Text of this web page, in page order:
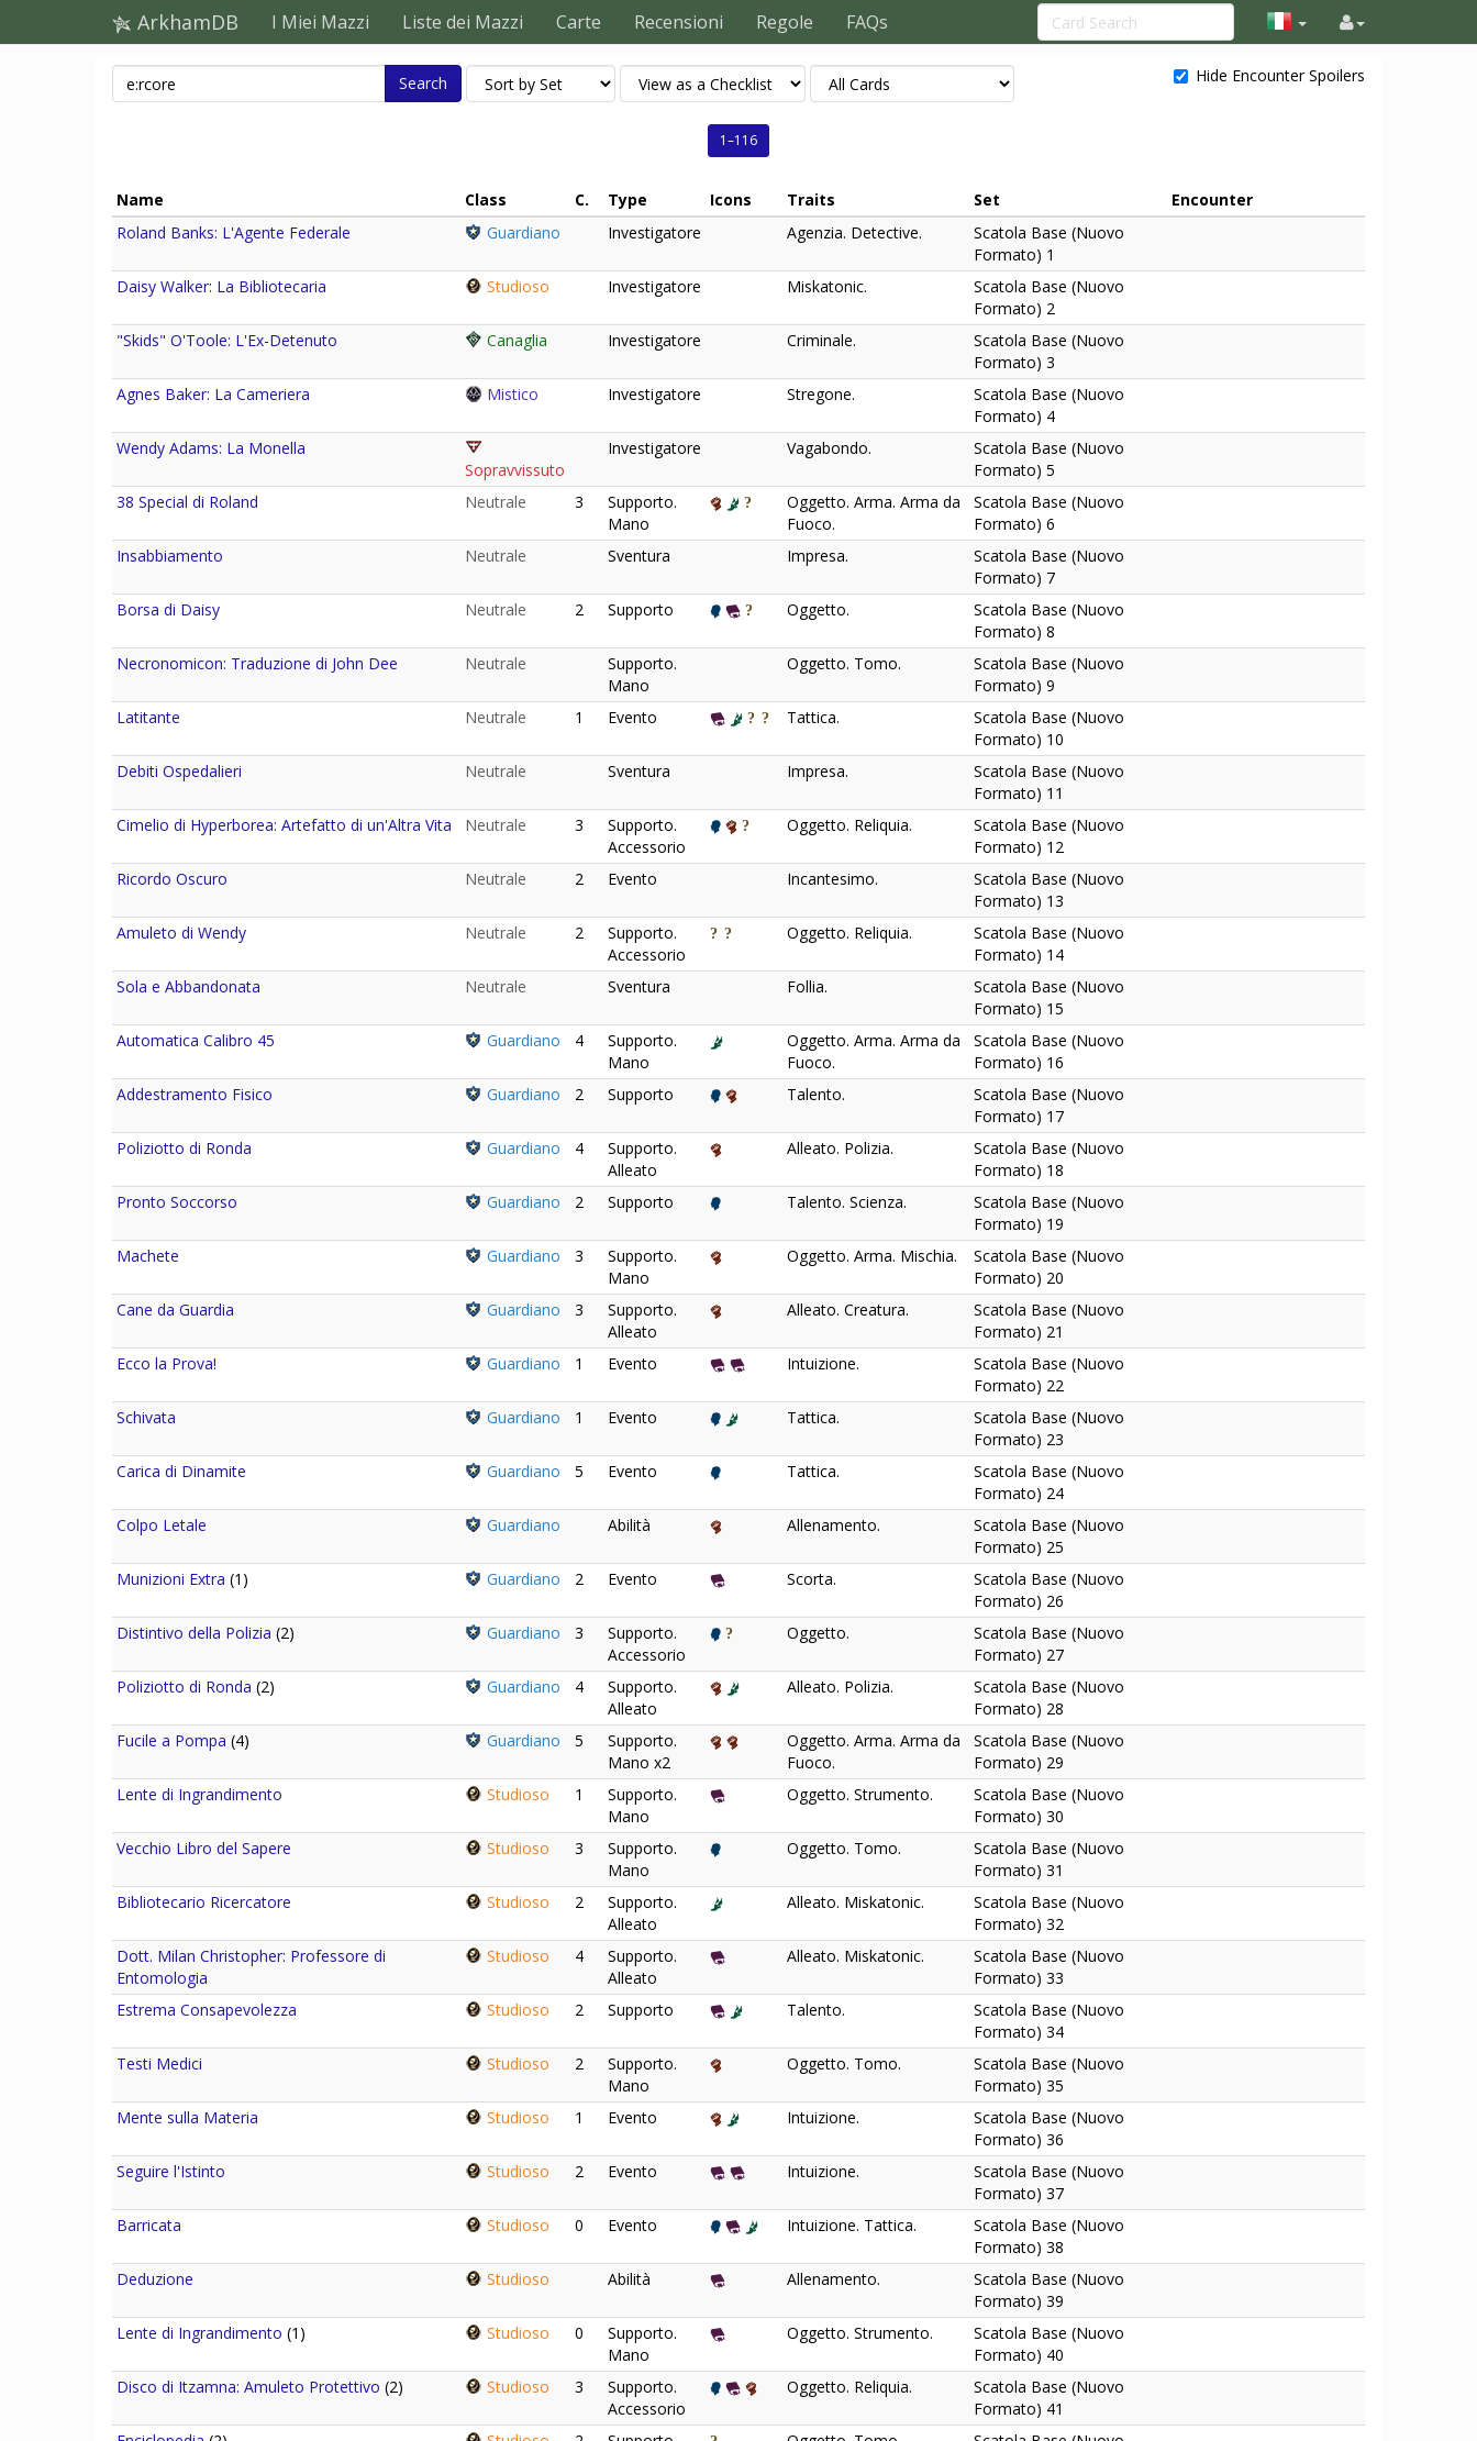
ArkhamDB I Miei Mazzi Liste dei Mazzi Carte Recensioni Regole FAQs
Search Hide Encounter Spoilers
1–116
Name Class C. Type Icons Traits Set
Encounter
Roland Banks: L'Agente Federale
Guardiano Investigatore Agenzia. Detective.
Scatola Base (Nuovo
Formato) 1
Daisy Walker: La Bibliotecaria
Studioso Investigatore Miskatonic.
Scatola Base (Nuovo
Formato) 2
"Skids" O'Toole: L'Ex-Detenuto
Canaglia Investigatore Criminale.
Scatola Base (Nuovo
Formato) 3
Agnes Baker: La Cameriera
Mistico Investigatore Stregone.
Scatola Base (Nuovo
Formato) 4
Wendy Adams: La Monella
Sopravvissuto
Investigatore Vagabondo.
Scatola Base (Nuovo
Formato) 5
38 Special di Roland
Neutrale 3
Supporto.
Mano
Oggetto. Arma. Arma da
Fuoco.
Scatola Base (Nuovo
Formato) 6
Insabbiamento
Neutrale Sventura Impresa.
Scatola Base (Nuovo
Formato) 7
Borsa di Daisy
Neutrale 2 Supporto Oggetto.
Scatola Base (Nuovo
Formato) 8
Necronomicon: Traduzione di John Dee
Neutrale
Supporto.
Mano
Oggetto. Tomo.
Scatola Base (Nuovo
Formato) 9
Latitante
Neutrale 1 Evento Tattica.
Scatola Base (Nuovo
Formato) 10
Debiti Ospedalieri
Neutrale Sventura Impresa.
Scatola Base (Nuovo
Formato) 11
Cimelio di Hyperborea: Artefatto di un'Altra Vita
Neutrale 3
Supporto.
Accessorio
Oggetto. Reliquia.
Scatola Base (Nuovo
Formato) 12
Ricordo Oscuro
Neutrale 2 Evento Incantesimo.
Scatola Base (Nuovo
Formato) 13
Amuleto di Wendy
Neutrale 2
Supporto.
Accessorio
Oggetto. Reliquia.
Scatola Base (Nuovo
Formato) 14
Sola e Abbandonata
Neutrale Sventura Follia.
Scatola Base (Nuovo
Formato) 15
Automatica Calibro 45
Guardiano 4
Supporto.
Mano
Oggetto. Arma. Arma da
Fuoco.
Scatola Base (Nuovo
Formato) 16
Addestramento Fisico
Guardiano 2 Supporto Talento.
Scatola Base (Nuovo
Formato) 17
Poliziotto di Ronda
Guardiano 4
Supporto.
Alleato
Alleato. Polizia.
Scatola Base (Nuovo
Formato) 18
Pronto Soccorso
Guardiano 2 Supporto Talento. Scienza.
Scatola Base (Nuovo
Formato) 19
Machete
Guardiano 3
Supporto.
Mano
Oggetto. Arma. Mischia.
Scatola Base (Nuovo
Formato) 20
Cane da Guardia
Guardiano 3
Supporto.
Alleato
Alleato. Creatura.
Scatola Base (Nuovo
Formato) 21
Ecco la Prova!
Guardiano 1 Evento Intuizione.
Scatola Base (Nuovo
Formato) 22
Schivata
Guardiano 1 Evento Tattica.
Scatola Base (Nuovo
Formato) 23
Carica di Dinamite
Guardiano 5 Evento Tattica.
Scatola Base (Nuovo
Formato) 24
Colpo Letale
Guardiano Abilità Allenamento.
Scatola Base (Nuovo
Formato) 25
Munizioni Extra (1) Guardiano 2 Evento Scorta.
Scatola Base (Nuovo
Formato) 26
Distintivo della Polizia (2) Guardiano 3
Supporto.
Accessorio
Oggetto.
Scatola Base (Nuovo
Formato) 27
Poliziotto di Ronda (2) Guardiano 4
Supporto.
Alleato
Alleato. Polizia.
Scatola Base (Nuovo
Formato) 28
Fucile a Pompa (4) Guardiano 5
Supporto.
Mano x2
Oggetto. Arma. Arma da
Fuoco.
Scatola Base (Nuovo
Formato) 29
Lente di Ingrandimento
Studioso 1
Supporto.
Mano
Oggetto. Strumento.
Scatola Base (Nuovo
Formato) 30
Vecchio Libro del Sapere
Studioso 3
Supporto.
Mano
Oggetto. Tomo.
Scatola Base (Nuovo
Formato) 31
Bibliotecario Ricercatore
Studioso 2
Supporto.
Alleato
Alleato. Miskatonic.
Scatola Base (Nuovo
Formato) 32
Dott. Milan Christopher: Professore di
Entomologia
Studioso 4
Supporto.
Alleato
Alleato. Miskatonic.
Scatola Base (Nuovo
Formato) 33
Estrema Consapevolezza
Studioso 2 Supporto Talento.
Scatola Base (Nuovo
Formato) 34
Testi Medici
Studioso 2
Supporto.
Mano
Oggetto. Tomo.
Scatola Base (Nuovo
Formato) 35
Mente sulla Materia
Studioso 1 Evento Intuizione.
Scatola Base (Nuovo
Formato) 36
Seguire l'Istinto
Studioso 2 Evento Intuizione.
Scatola Base (Nuovo
Formato) 37
Barricata
Studioso 0 Evento Intuizione. Tattica.
Scatola Base (Nuovo
Formato) 38
Deduzione
Studioso Abilità Allenamento.
Scatola Base (Nuovo
Formato) 39
Lente di Ingrandimento (1) Studioso 0
Supporto.
Mano
Oggetto. Strumento.
Scatola Base (Nuovo
Formato) 40
Disco di Itzamna: Amuleto Protettivo (2) Studioso 3
Supporto.
Accessorio
Oggetto. Reliquia.
Scatola Base (Nuovo
Formato) 41